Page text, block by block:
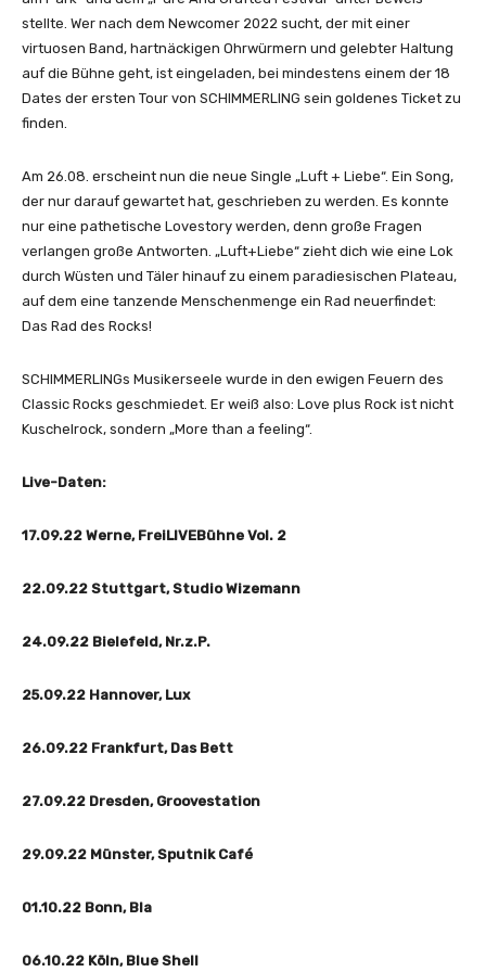
stellte. Wer nach dem Newcomer 2022 sucht, der mit einer
virtuosen Band, hartnäckigen Ohrwürmern und gelebter Haltung
auf die Bühne geht, ist eingeladen, bei mindestens einem der 18
Dates der ersten Tour von SCHIMMERLING sein goldenes Ticket zu
finden.
Am 26.08. erscheint nun die neue Single „Luft + Liebe“. Ein Song,
der nur darauf gewartet hat, geschrieben zu werden. Es konnte
nur eine pathetische Lovestory werden, denn große Fragen
verlangen große Antworten. „Luft+Liebe“ zieht dich wie eine Lok
durch Wüsten und Täler hinauf zu einem paradiesischen Plateau,
auf dem eine tanzende Menschenmenge ein Rad neuerfindet:
Das Rad des Rocks!
SCHIMMERLINGs Musikerseele wurde in den ewigen Feuern des
Classic Rocks geschmiedet. Er weiß also: Love plus Rock ist nicht
Kuschelrock, sondern „More than a feeling“.
Live-Daten:
17.09.22 Werne, FreiLIVEBühne Vol. 2
22.09.22 Stuttgart, Studio Wizemann
24.09.22 Bielefeld, Nr.z.P.
25.09.22 Hannover, Lux
26.09.22 Frankfurt, Das Bett
27.09.22 Dresden, Groovestation
29.09.22 Münster, Sputnik Café
01.10.22 Bonn, Bla
06.10.22 Köln, Blue Shell